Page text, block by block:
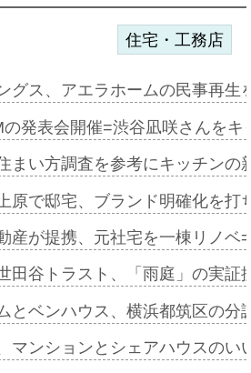
住宅・工務店
グス、アエラホームの民事再
の発表会開催=渋谷凪咲さんを
まい方調査を参考にキッチン
原で邸宅、ブランド明確化を
産が提携、元社宅を一棟リノ
田谷トラスト、「雨庭」の実
とベンハウス、横浜都筑区の
マンションとシェアハウスの